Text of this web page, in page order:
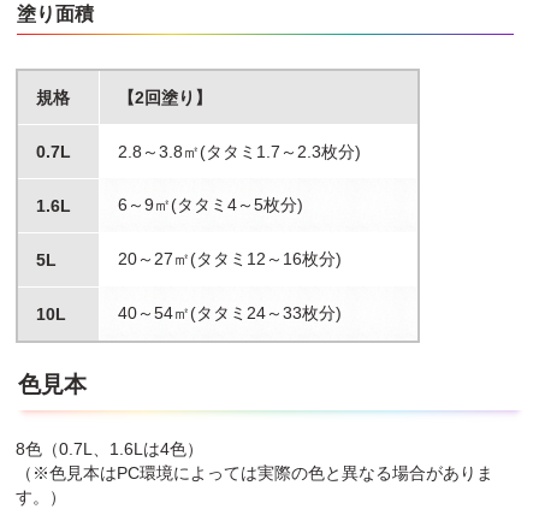
塗り面積
規格 【2回塗り】
0.7L 2.8～3.8㎡(タタミ1.7～2.3枚分)
1.6L 6～9㎡(タタミ4～5枚分)
5L 20～27㎡(タタミ12～16枚分)
10L 40～54㎡(タタミ24～33枚分)
色見本
8色（0.7L、1.6Lは4色）
（※色見本はPC環境によっては実際の色と異なる場合がありま
す。）